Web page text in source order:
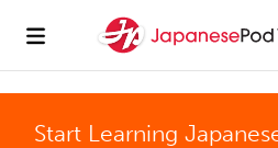
Start Learning